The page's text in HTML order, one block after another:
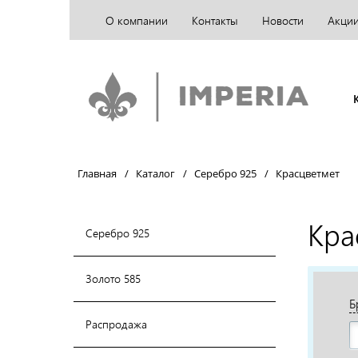
О компании Контакты Новости
Главная / Каталог / Серебро 925 / Красцветмет
Серебро 925
Золото 585
Распродажа